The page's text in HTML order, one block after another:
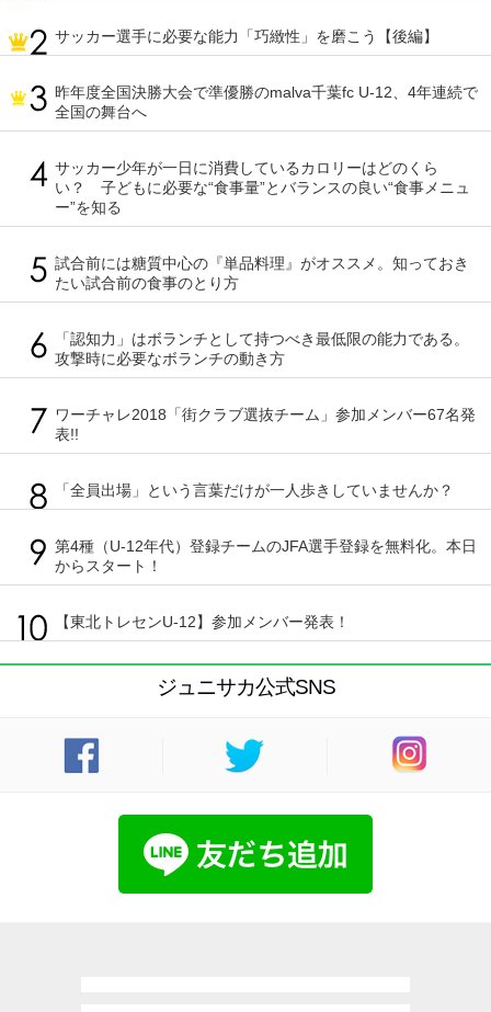
サッカー選手に必要な能力「巧緻性」を磨こう【後編】
昨年度全国決勝大会で準優勝のmalva千葉fc U-12、4年連続で
全国の舞台へ
サッカー少年が一日に消費しているカロリーはどのくら
い？ 子どもに必要な“食事量”とバランスの良い“食事メニュ
ー”を知る
試合前には糖質中心の『単品料理』がオススメ。知っておき
たい試合前の食事のとり方
「認知力」はボランチとして持つべき最低限の能力である。
攻撃時に必要なボランチの動き方
ワーチャレ2018「街クラブ選抜チーム」参加メンバー67名発
表!!
「全員出場」という言葉だけが一人歩きしていませんか？
第4種（U-12年代）登録チームのJFA選手登録を無料化。本日
からスタート！
【東北トレセンU-12】参加メンバー発表！
ジュニサカ公式SNS